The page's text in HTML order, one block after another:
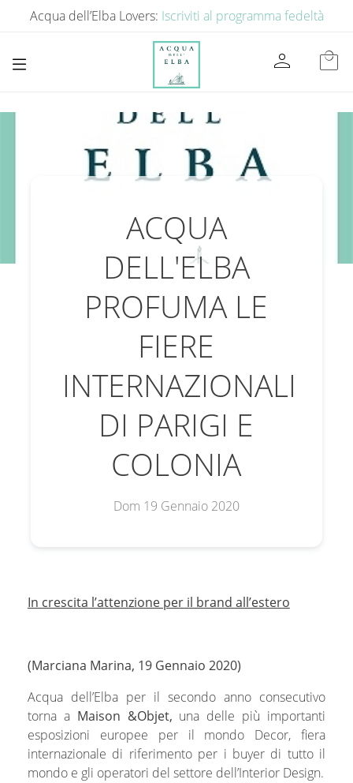
Acqua dell’Elba Lovers: Iscriviti al programma fedeltà
person local_mall
ACQUA
DELL'ELBA
PROFUMA LE
FIERE
INTERNAZIONALI
DI PARIGI E
COLONIA
Dom 19 Gennaio 2020
In crescita l’attenzione per il brand all’estero
(Marciana Marina, 19 Gennaio 2020)
Acqua dell’Elba per il secondo anno consecutivo
torna a Maison &Objet, una delle più importanti
esposizioni europee per il mondo Decor, fiera
internazionale di riferimento per i buyer di tutto il
mondo e gli operatori del settore dell’Interior Design.